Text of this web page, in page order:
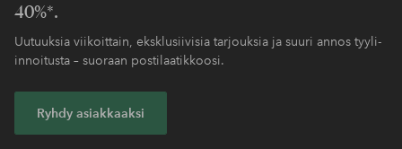
40%*.
Uutuuksia viikoittain, eksklusiivisia tarjouksia ja suuri annos tyyli-
innoitusta – suoraan postilaatikkoosi.
Ryhdy asiakkaaksi